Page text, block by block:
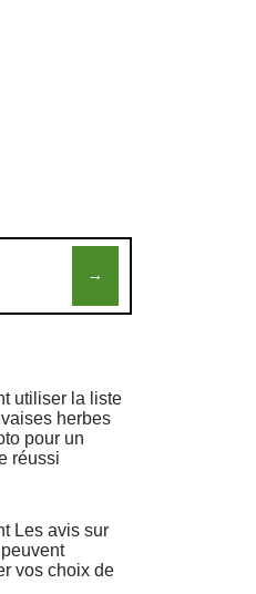
utiliser la liste
herbes
pour un
réussi
Les avis sur
vos choix de